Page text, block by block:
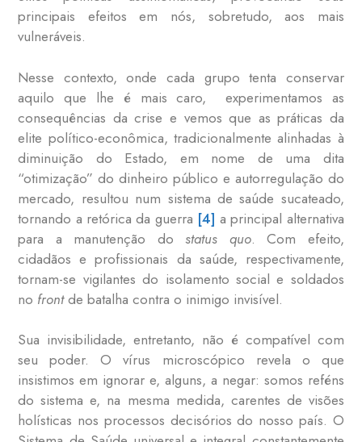
principais efeitos em nós, sobretudo, aos mais
vulneráveis.
Nesse contexto, onde cada grupo tenta conservar
aquilo que lhe é mais caro, experimentamos as
consequências da crise e vemos que as práticas da
elite político-econômica, tradicionalmente alinhadas à
diminuição do Estado, em nome de uma dita
“otimização” do dinheiro público e autorregulação do
mercado, resultou num sistema de saúde sucateado,
tornando a retórica da guerra [4] a principal alternativa
para a manutenção dostatus quo. Com efeito,
cidadãos e profissionais da saúde, respectivamente,
tornam-se vigilantes do isolamento social e soldados
no frontde batalha contra o inimigo invisível.
Sua invisibilidade, entretanto, não é compatível com
seu poder. O vírus microscópico revela o que
insistimos em ignorar e, alguns, a negar: somos reféns
do sistema e, na mesma medida, carentes de visões
holísticas nos processos decisórios do nosso país. O